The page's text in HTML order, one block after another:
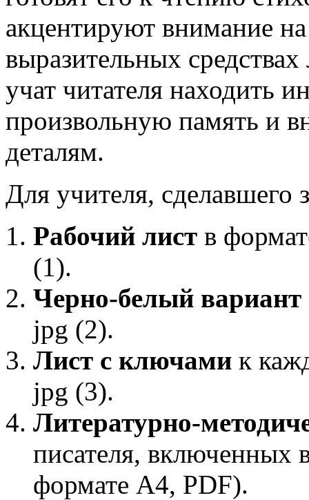
акцентируют внимание
выразительных
учат читателя находить
произвольную память и
деталям.
Для учителя, сделавшего
Рабочий лист в
(1).
Черно-белый вариант
jpg (2).
Лист с ключами к
jpg (3).
Литературно-
писателя, включенных
формате А4, PDF).